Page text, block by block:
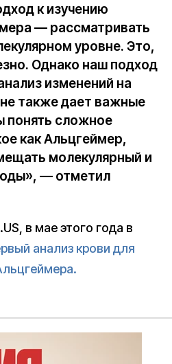
к изучению
— рассматривать
уровне. Это,
Однако наш подход
изменений на
также дает важные
понять сложное
как Альцгеймер,
молекулярный и
— отметил
в мае этого года в
анализ крови для